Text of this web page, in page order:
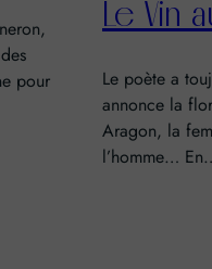
pour
Le Vin
Le poète a
annonce la
Aragon, la
l’homme…